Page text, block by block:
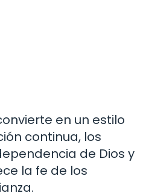
en un estilo
continua, los
de Dios y
la fe de los